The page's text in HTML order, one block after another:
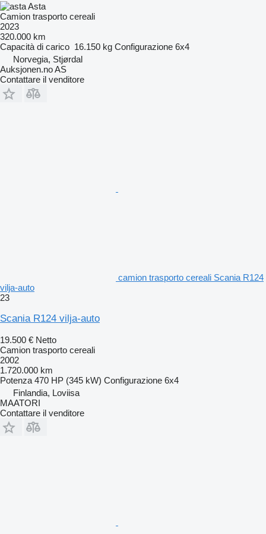
Asta
Camion trasporto cereali
2023
320.000 km
Capacità di carico 16.150 kg Configurazione 6x4
Norvegia, Stjørdal
Auksjonen.no AS
Contattare il venditore
camion trasporto cereali Scania R124
vilja-auto
23
Scania R124 vilja-auto
19.500 € Netto
Camion trasporto cereali
2002
1.720.000 km
Potenza 470 HP (345 kW) Configurazione 6x4
Finlandia, Loviisa
MAATORI
Contattare il venditore